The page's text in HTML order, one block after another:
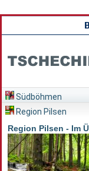
Südböhmen
Region Pilsen
Region Pilsen - Im